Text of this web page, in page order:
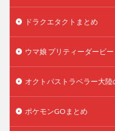
ドラクエタクトまとめ
ウマ娘 プリティーダービ
オクトパストラベラー大陸
ポケモンGOまとめ